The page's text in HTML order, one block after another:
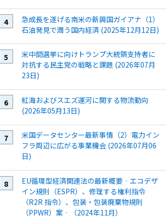
急成長を遂げる南米の新興国ガイアナ（1）
石油発見で潤う国内経済 (2025年12月12日)
米中間選挙に向けトランプ大統領支持者に
対抗する民主党の戦略と課題 (2026年07月
23日)
紅海およびスエズ運河に関する物流動向
(2026年05月13日)
米国データセンター最新事情（2）電力イン
フラ周辺に広がる事業機会 (2026年07月06
日)
EU循環型経済関連法の最新概要‐エコデザ
イン規則（ESPR）、修理する権利指令
（R2R 指令）、包装・包装廃棄物規則
（PPWR）案‐（2024年11月）